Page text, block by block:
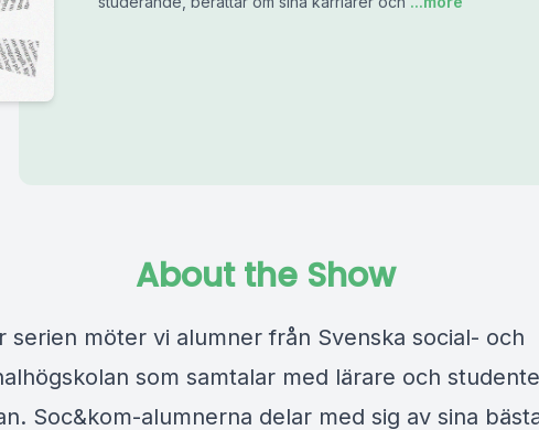
About the Show
serien möter vi alumner från Svenska social- och
som samtalar med lärare och
Soc&kom-alumnerna delar med sig av sina